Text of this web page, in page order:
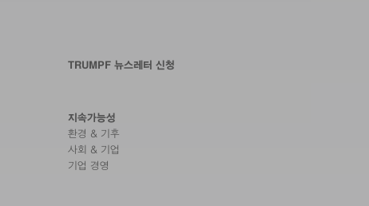
TRUMPF 뉴스레터 신청
지속가능성
환경 & 기후
사회 & 기업
기업 경영